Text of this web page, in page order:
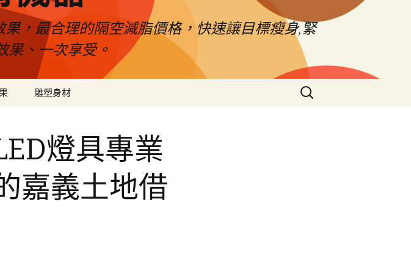
，最合理的隔空減脂價格，快速讓目標瘦身,緊
果、一次享受。
雕塑身材
搜
尋
燈具專業
嘉義土地借